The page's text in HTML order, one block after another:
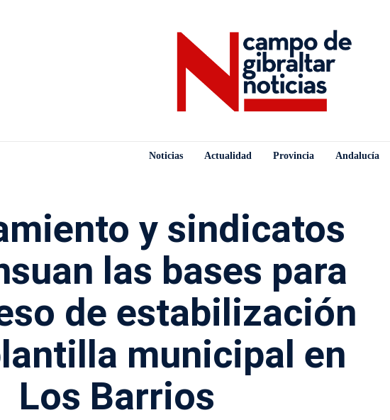
Noticias Actualidad Provincia Andalucía
y sindicatos
las bases para
de estabilización
municipal en
Los Barrios